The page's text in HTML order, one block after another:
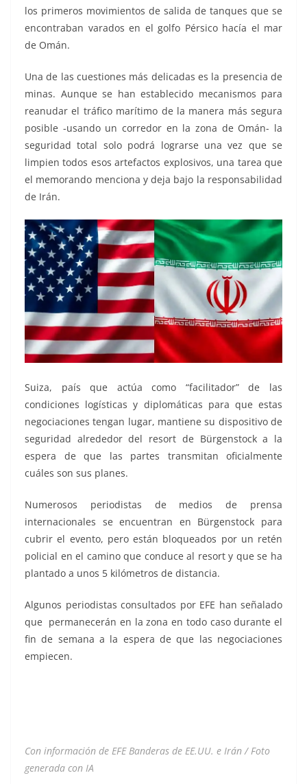
los primeros movimientos de salida de tanques que se
encontraban varados en el golfo Pérsico hacía el mar
de Omán.
Una de las cuestiones más delicadas es la presencia de
minas. Aunque se han establecido mecanismos para
reanudar el tráfico marítimo de la manera más segura
posible -usando un corredor en la zona de Omán- la
seguridad total solo podrá lograrse una vez que se
limpien todos esos artefactos explosivos, una tarea que
el memorando menciona y deja bajo la responsabilidad
de Irán.
Suiza, país que actúa como “facilitador” de las
condiciones logísticas y diplomáticas para que estas
negociaciones tengan lugar, mantiene su dispositivo de
seguridad alrededor del resort de Bürgenstock a la
espera de que las partes transmitan oficialmente
cuáles son sus planes.
Numerosos periodistas de medios de prensa
internacionales se encuentran en Bürgenstock para
cubrir el evento, pero están bloqueados por un retén
policial en el camino que conduce al resort y que se ha
plantado a unos 5 kilómetros de distancia.
Algunos periodistas consultados por EFE han señalado
que permanecerán en la zona en todo caso durante el
fin de semana a la espera de que las negociaciones
empiecen.
Con información de EFE Banderas de EE.UU. e Irán / Foto
generada con IA